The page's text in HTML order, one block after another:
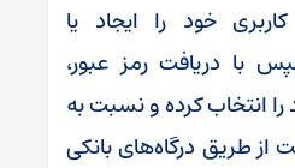
کاربری خود را ایجاد یا
با دریافت رمز عبور،
انتخاب کرده و نسبت به
از طریق درگاه‌های بانکی